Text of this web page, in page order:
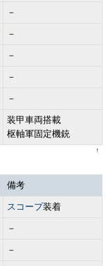
－
－
－
－
－
装甲車両搭載
枢軸軍固定機銃
↑
備考
スコープ装着
－
－